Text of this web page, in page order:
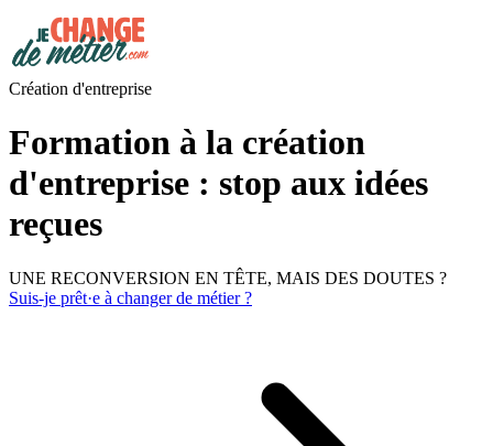
Création d'entreprise
Formation à la création
d'entreprise : stop aux idées
reçues
UNE RECONVERSION EN TÊTE, MAIS DES DOUTES ?
Suis-je prêt·e à changer de métier ?